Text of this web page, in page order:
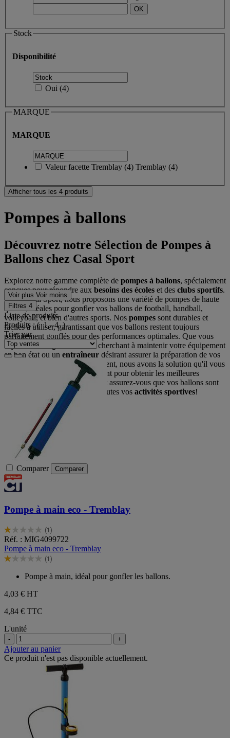
Stock
Disponibilité
Oui (4)
MARQUE
MARQUE
Valeur facette Tremblay (4) Tremblay (4)
Afficher tous les 4 produits
Pompes à ballons
Découvrez notre Sélection de Pompes à
Ballons chez Casal Sport
Explorez notre gamme complète de pompes à ballons, spécialement
conçues pour répondre aux besoins des écoles et des clubs sportifs.
Chez Casal Sport, nous proposons une variété de pompes de haute
qualité, idéales pour gonfler vos ballons de football, handball,
volleyball, et bien d'autres sports. Nos pompes sont durables et
faciles à utiliser, garantissant que vos ballons restent toujours
parfaitement gonflés pour des performances optimales. Que vous
soyez unenseignant d'EPS cherchant à maintenir votre équipement
en bon état ou un entraîneur désirant assurer la préparation de vos
ballons avant chaque entraînement, nous avons la solution qu'il vous
faut. Commandez dès maintenant pour obtenir les meilleures
du marché et assurez-vous que vos ballons sont
toujours prêts à l'emploi pour toutes vos activités sportives!
Voir plus Voir moins
Filtres 4
Liste de produits
Produits :( 1 - 4 )
Trier par
Comparer Comparer
Pompe à main eco - Tremblay
(1)
1.0
sur
5
étoiles.
avis
Réf. : MIG4099722
Pompe à main eco - Tremblay
(1)
1.0
étoiles.
avis
Pompe à main, idéal pour gonfler les ballons.
4,03 € HT
4,84 € TTC
L'unité
- +
Ajouter au panier
Ce produit n'est pas disponible actuellement.